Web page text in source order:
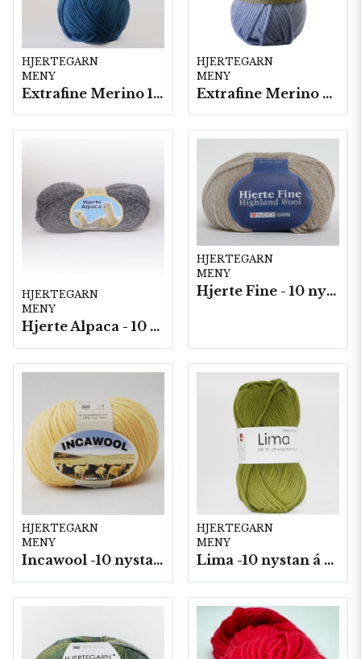
HJERTEGARN
MENY
Extrafine Merino 150- 10 nystan a50g./fp.
HJERTEGARN
MENY
Extrafine Merino 90
HJERTEGARN
MENY
Hjerte Alpaca - 10 nystan á 50g./fp.
HJERTEGARN
MENY
Hjerte Fine - 10 nystan a40g./fp.
HJERTEGARN
MENY
Incawool -10 nystan a100g./fp.
HJERTEGARN
MENY
Lima -10 nystan á 50g./fp.